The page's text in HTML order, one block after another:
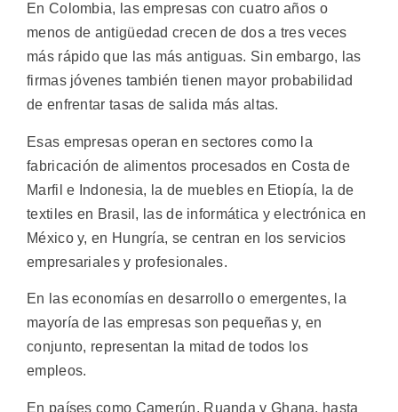
En Colombia, las empresas con cuatro años o
menos de antigüedad crecen de dos a tres veces
más rápido que las más antiguas. Sin embargo, las
firmas jóvenes también tienen mayor probabilidad
de enfrentar tasas de salida más altas.
Esas empresas operan en sectores como la
fabricación de alimentos procesados en Costa de
Marfil e Indonesia, la de muebles en Etiopía, la de
textiles en Brasil, las de informática y electrónica en
México y, en Hungría, se centran en los servicios
empresariales y profesionales.
En las economías en desarrollo o emergentes, la
mayoría de las empresas son pequeñas y, en
conjunto, representan la mitad de todos los
empleos.
En países como Camerún, Ruanda y Ghana, hasta